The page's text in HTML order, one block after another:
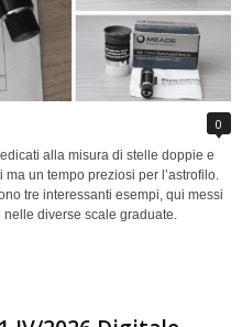
0
alla misura di stelle doppie e
un tempo preziosi per l’astrofilo.
tre interessanti esempi, qui messi
diverse scale graduate.